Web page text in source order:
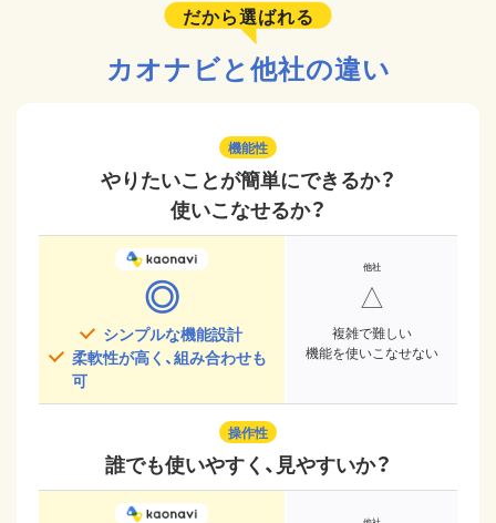
だから選ばれる
カオナビと他社の違い
機能性
やりたいことが簡単にできるか？
使いこなせるか？
◎
シンプルな機能設計
柔軟性が高く、組み合わせも
可
△
複雑で難しい
機能を使いこなせない
操作性
誰でも使いやすく、見やすいか？